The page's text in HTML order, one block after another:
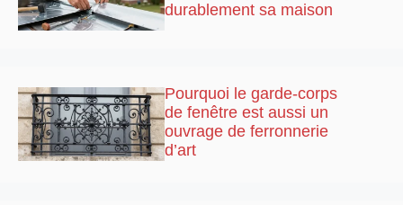
durablement sa maison
Pourquoi le garde-corps
de fenêtre est aussi un
ouvrage de ferronnerie
d’art